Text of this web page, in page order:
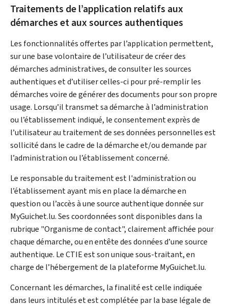
Traitements de l’application relatifs aux
démarches et aux sources authentiques
Les fonctionnalités offertes par l’application permettent,
sur une base volontaire de l’utilisateur de créer des
démarches administratives, de consulter les sources
authentiques et d’utiliser celles-ci pour pré-remplir les
démarches voire de générer des documents pour son propre
usage. Lorsqu’il transmet sa démarche à l’administration
ou l’établissement indiqué, le consentement exprès de
l’utilisateur au traitement de ses données personnelles est
sollicité dans le cadre de la démarche et/ou demande par
l’administration ou l’établissement concerné.
Le responsable du traitement est l'administration ou
l’établissement ayant mis en place la démarche en
question ou l’accès à une source authentique donnée sur
MyGuichet.lu. Ses coordonnées sont disponibles dans la
rubrique "Organisme de contact", clairement affichée pour
chaque démarche, ou en entête des données d’une source
authentique. Le CTIE est son unique sous-traitant, en
charge de l’hébergement de la plateforme MyGuichet.lu.
Concernant les démarches, la finalité est celle indiquée
dans leurs intitulés et est complétée par la base légale de